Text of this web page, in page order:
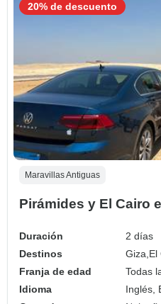
Maravillas Antiguas
Pirámides y El Cairo
Duración
2 días
Destinos
Giza, El
Franja de edad
Todas
Idioma
Inglés,
20% de descuento